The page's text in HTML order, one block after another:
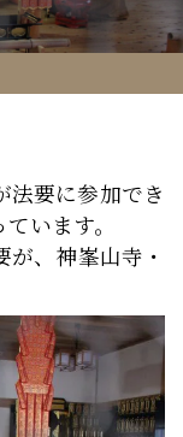
法要に参加でき
います。
、神峯山寺・